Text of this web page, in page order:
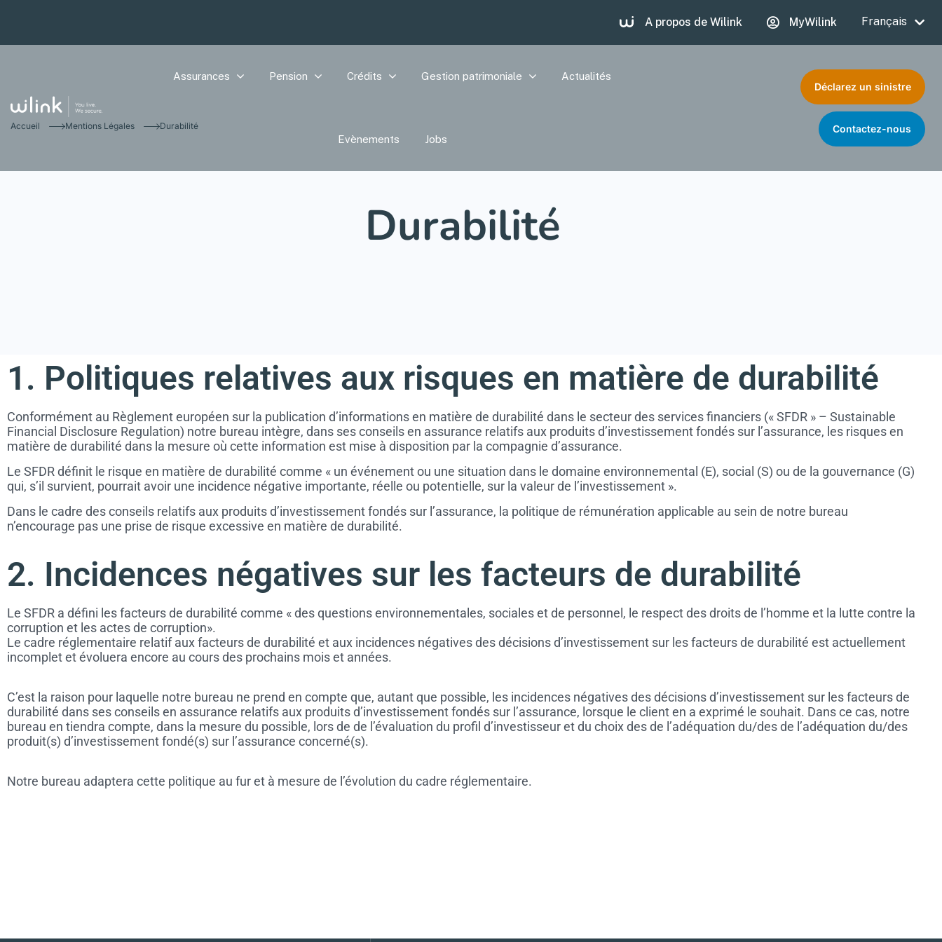
A propos de Wilink MyWilink Français
Assurances Pension Crédits Gestion patrimoniale Actualités
Evènements Jobs
Déclarez un sinistre
Contactez-nous
Accueil Mentions Légales Durabilité
Durabilité
1. Politiques relatives aux risques en matière de durabilité
Conformément au Règlement européen sur la publication d’informations en matière de durabilité dans le secteur des services financiers (« SFDR » – Sustainable
Financial Disclosure Regulation) notre bureau intègre, dans ses conseils en assurance relatifs aux produits d’investissement fondés sur l’assurance, les risques en
matière de durabilité dans la mesure où cette information est mise à disposition par la compagnie d’assurance.
Le SFDR définit le risque en matière de durabilité comme « un événement ou une situation dans le domaine environnemental (E), social (S) ou de la gouvernance (G)
qui, s’il survient, pourrait avoir une incidence négative importante, réelle ou potentielle, sur la valeur de l’investissement ».
Dans le cadre des conseils relatifs aux produits d’investissement fondés sur l’assurance, la politique de rémunération applicable au sein de notre bureau
n’encourage pas une prise de risque excessive en matière de durabilité.
2. Incidences négatives sur les facteurs de durabilité
Le SFDR a défini les facteurs de durabilité comme « des questions environnementales, sociales et de personnel, le respect des droits de l’homme et la lutte contre la
corruption et les actes de corruption».
Le cadre réglementaire relatif aux facteurs de durabilité et aux incidences négatives des décisions d’investissement sur les facteurs de durabilité est actuellement
incomplet et évoluera encore au cours des prochains mois et années.
C’est la raison pour laquelle notre bureau ne prend en compte que, autant que possible, les incidences négatives des décisions d’investissement sur les facteurs de
durabilité dans ses conseils en assurance relatifs aux produits d’investissement fondés sur l’assurance, lorsque le client en a exprimé le souhait. Dans ce cas, notre
bureau en tiendra compte, dans la mesure du possible, lors de de l’évaluation du profil d’investisseur et du choix des de l’adéquation du/des de l’adéquation du/des
produit(s) d’investissement fondé(s) sur l’assurance concerné(s).
Notre bureau adaptera cette politique au fur et à mesure de l’évolution du cadre réglementaire.